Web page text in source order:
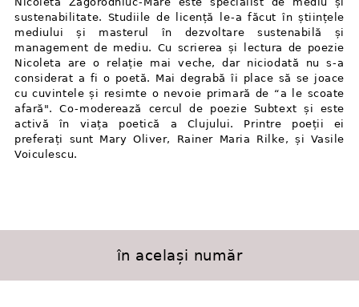
sustenabilitate. Studiile de licență le⁠-⁠a făcut în științele
mediului și masterul în dezvoltare sustenabilă și
management de mediu. Cu scrierea și lectura de poezie
Nicoleta are o relație mai veche, dar niciodată nu s⁠-⁠a
considerat a fi o poetă. Mai degrabă îi place să se joace
cu cuvintele și resimte o nevoie primară de “a le scoate
afară". Co⁠-⁠moderează cercul de poezie Subtext și este
activă în viața poetică a Clujului. Printre poeții ei
preferați sunt Mary Oliver, Rainer Maria Rilke, și Vasile
Voiculescu.
în același număr